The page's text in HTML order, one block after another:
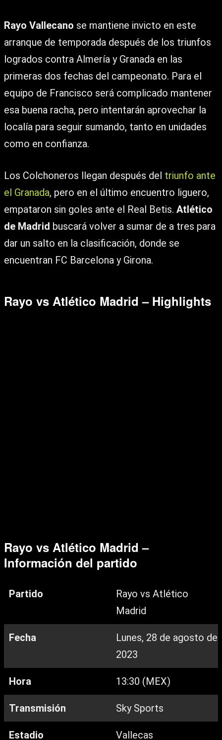
Rayo Vallecano se mantiene invicto en este
arranque de temporada después de los triunfos
logrados contra Almería y Granada en las
primeras dos fechas del campeonato. Para el
equipo de Francisco será complicado mantener
esa buena racha, pero intentarán aprovechar la
localía para seguir sumando, tanto en unidades
como en confianza.
Los Colchoneros llegan después del triunfo ante
el Granada, pero en el último encuentro liguero,
empataron sin goles ante el Real Betis. Atlético
de Madrid buscará volver a sumar de a tres para
dar un salto en la clasificación, donde se
encuentran FC Barcelona y Girona.
Rayo vs Atlético Madrid – Highlights
Rayo vs Atlético Madrid –
Información del partido
Partido
Rayo vs Atlético
Madrid
Fecha
Lunes, 28 de agosto de
2023
Hora 13:30 (MEX)
Transmisión Sky Sports
Estadio Vallecas